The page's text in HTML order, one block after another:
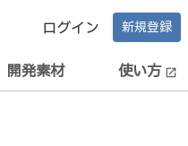
ログイン 新規登録
開発素材 使い方 open_in_new